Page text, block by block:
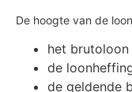
De hoogte van de
het
de
de geldende